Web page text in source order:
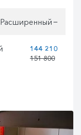
—
144 210
151 800